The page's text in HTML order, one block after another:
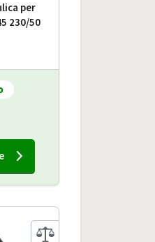
per
230/50